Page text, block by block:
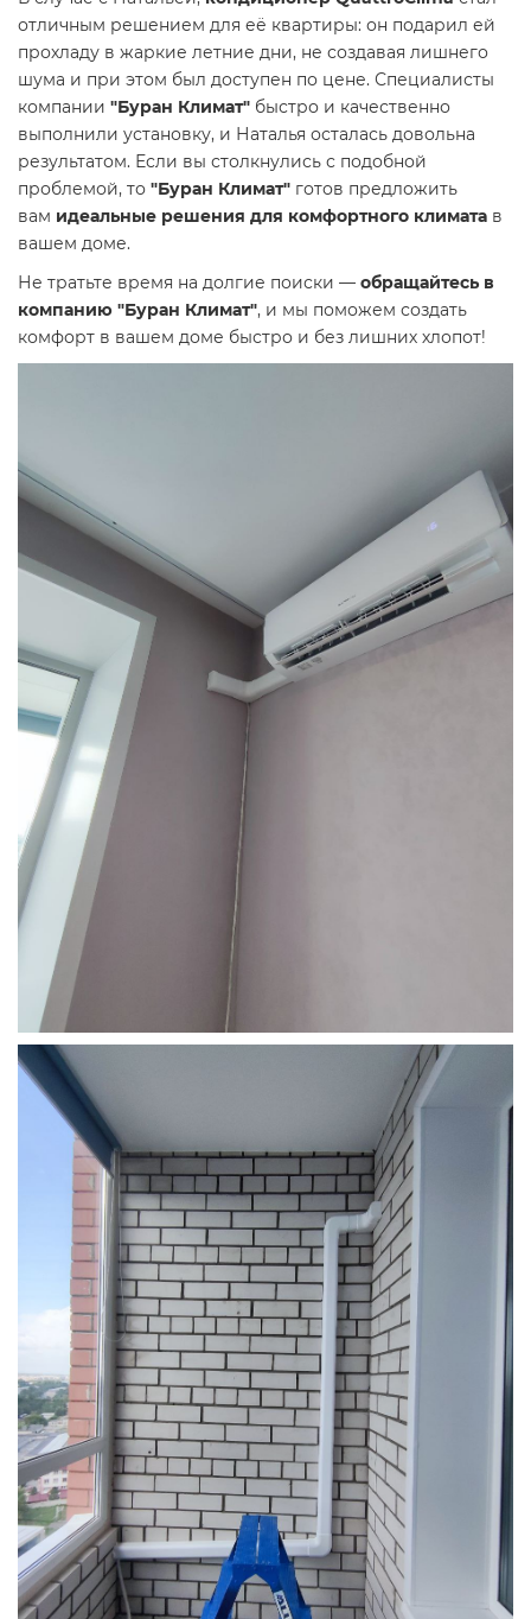
отличным решением для её квартиры: он подарил ей
прохладу в жаркие летние дни, не создавая лишнего
шума и при этом был доступен по цене. Специалисты
компании "Буран Климат" быстро и качественно
выполнили установку, и Наталья осталась довольна
результатом. Если вы столкнулись с подобной
проблемой, то "Буран Климат" готов предложить
вам идеальные решения для комфортного климата в
вашем доме.
Не тратьте время на долгие поиски — обращайтесь в
компанию "Буран Климат", и мы поможем создать
комфорт в вашем доме быстро и без лишних хлопот!